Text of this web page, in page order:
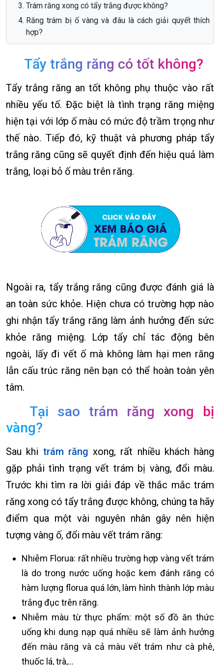
Trám răng xong có tẩy trắng được không?
Răng trám bị ố vàng và đâu là cách giải quyết thích
hợp?
Tẩy trắng răng có tốt không?
Tẩy trắng răng an tốt không phụ thuộc vào rất
nhiều yếu tố. Đặc biệt là tình trạng răng miệng
hiện tại với lớp ố màu có mức độ trầm trọng như
thế nào. Tiếp đó, kỹ thuật và phương pháp tẩy
trắng răng cũng sẽ quyết định đến hiệu quả làm
trắng, loại bỏ ố màu trên răng.
Ngoài ra, tẩy trắng răng cũng được đánh giá là
an toàn sức khỏe. Hiện chưa có trường hợp nào
ghi nhận tẩy trắng răng làm ảnh hưởng đến sức
khỏe răng miệng. Lớp tẩy chỉ tác động bên
ngoài, lấy đi vết ố mà không làm hại men răng
lẫn cấu trúc răng nên bạn có thể hoàn toàn yên
tâm.
Tại sao trám răng xong bị
vàng?
Sau khi trám răng xong, rất nhiều khách hàng
gặp phải tình trạng vết trám bị vàng, đổi màu.
Trước khi tìm ra lời giải đáp về thắc mắc trám
răng xong có tẩy trắng được không, chúng ta hãy
điểm qua một vài nguyên nhân gây nên hiện
tượng vàng ố, đổi màu vết trám răng:
Nhiễm Florua: rất nhiều trường hợp vàng vết trám
là do trong nước uống hoặc kem đánh răng có
hàm lượng florua quá lớn, làm hình thành lớp màu
trắng đục trên răng.
Nhiễm màu từ thực phẩm: một số đồ ăn thức
uống khi dung nạp quá nhiều sẽ làm ảnh hưởng
đến màu răng và cả màu vết trám như cà phê,
thuốc lá, trà,…